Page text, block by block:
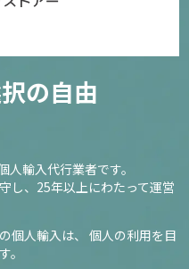
の自由
輸入代行業者です。
し、 25年以上にわたって運営
個人輸入は、 個人の利用を目
。